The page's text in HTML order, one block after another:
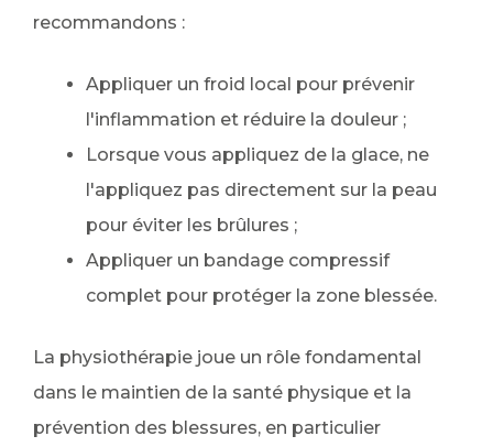
recommandons :
Appliquer un froid local pour prévenir
l'inflammation et réduire la douleur ;
Lorsque vous appliquez de la glace, ne
l'appliquez pas directement sur la peau
pour éviter les brûlures ;
Appliquer un bandage compressif
complet pour protéger la zone blessée.
La physiothérapie joue un rôle fondamental
dans le maintien de la santé physique et la
prévention des blessures, en particulier